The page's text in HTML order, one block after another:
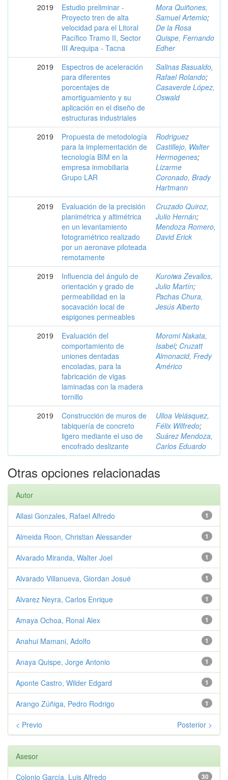
2019
Estudio preliminar -
Proyecto tren de alta
velocidad para el Litoral
Pacífico Tramo II, Sector
III Arequipa - Tacna
Mora Quiñones,
Samuel Artemio;
De la Rosa
Quispe, Fernando
Edher
2019
Espectros de aceleración
para diferentes
porcentajes de
amortiguamiento y su
aplicación en el diseño de
estructuras industriales
Salinas Basualdo,
Rafael Rolando;
Casaverde López,
Oswald
2019
Propuesta de metodología
para la implementación de
tecnología BIM en la
empresa inmobiliaria
Grupo LAR
Rodriguez
Castillejo, Walter
Hermogenes;
Lizarme
Coronado, Brady
Hartmann
2019
Evaluación de la precisión
planimétrica y altimétrica
en un levantamiento
fotogramétrico realizado
por un aeronave piloteada
remotamente
Cruzado Quiroz,
Julio Hernán;
Mendoza Romero,
David Erick
2019
Influencia del ángulo de
orientación y grado de
permeabilidad en la
socavación local de
espigones permeables
Kuroiwa Zevallos,
Julio Martín;
Pachas Chura,
Jesús Alberto
2019
Evaluación del
comportamiento de
uniones dentadas
encoladas, para la
fabricación de vigas
laminadas con la madera
tornillo
Moromi Nakata,
Isabel; Cruzatt
Almonacid, Fredy
Américo
2019
Construcción de muros de
tabiquería de concreto
ligero mediante el uso de
encofrado deslizante
Ulloa Velásquez,
Félix Wilfredo;
Suárez Mendoza,
Carlos Eduardo
Otras opciones relacionadas
Autor
1
Allasi Gonzales, Rafael Alfredo
1
Almeida Roon, Christian Alessander
1
Alvarado Miranda, Walter Joel
1
Alvarado Villanueva, Giordan Josué
1
Alvarez Neyra, Carlos Enrique
1
Amaya Ochoa, Ronal Alex
1
Anahui Mamani, Adolfo
1
Anaya Quispe, Jorge Antonio
1
Aponte Castro, Wilder Edgard
1
Arango Zúñiga, Pedro Rodrigo
< Previo Posterior >
Asesor
30
Colonio García, Luis Alfredo